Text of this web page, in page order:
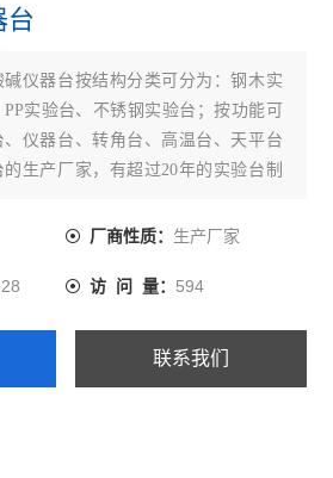
台
碱仪器台按结构分类可分为：钢木实
实验台、不锈钢实验台；按功能可
仪器台、转角台、高温台、天平台
生产厂家，有超过20年的实验台制
厂商性质： 生产厂家
访 问 量： 594
联系我们